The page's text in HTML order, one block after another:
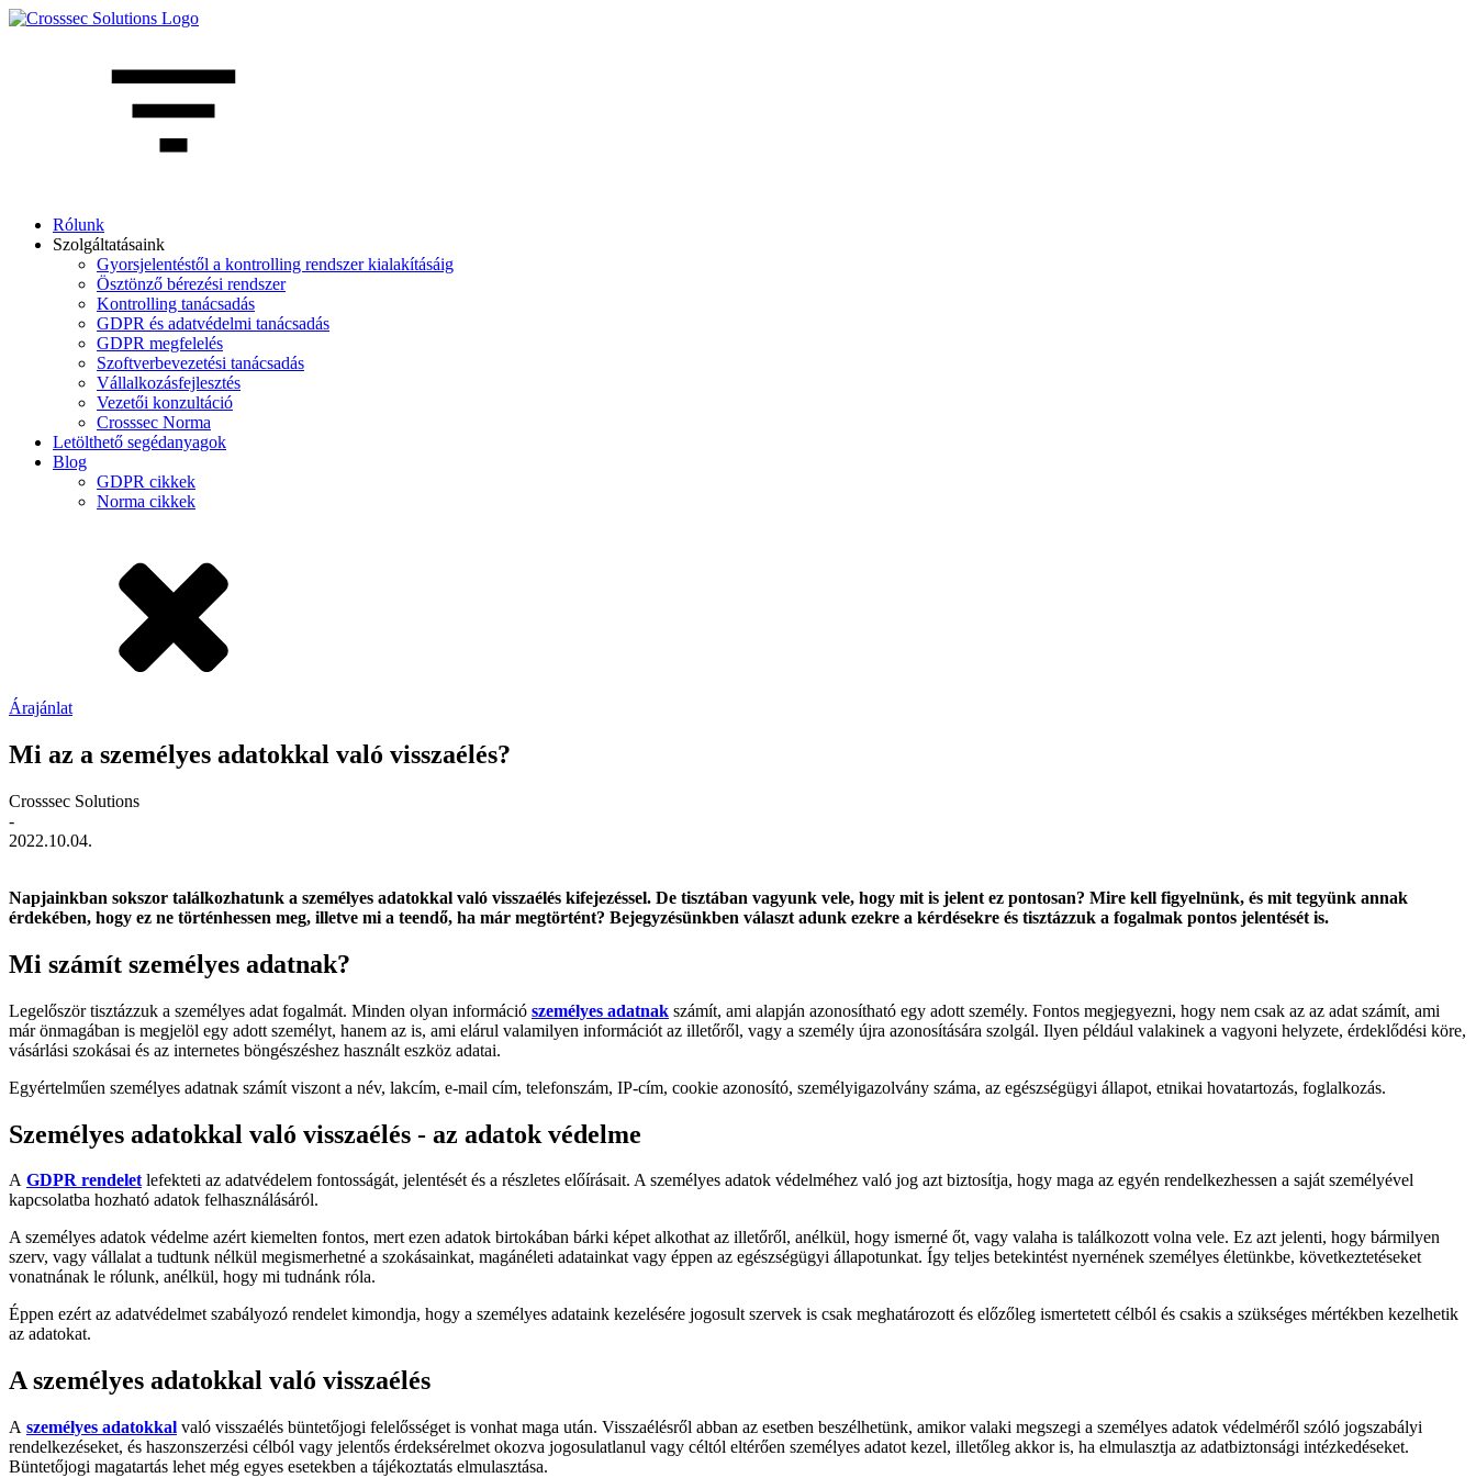
Rólunk
Szolgáltatásaink
Gyorsjelentéstől a kontrolling rendszer kialakításáig
Ösztönző bérezési rendszer
Kontrolling tanácsadás
GDPR és adatvédelmi tanácsadás
GDPR megfelelés
Szoftverbevezetési tanácsadás
Vállalkozásfejlesztés
Vezetői konzultáció
Crosssec Norma
Letölthető segédanyagok
Blog
GDPR cikkek
Norma cikkek
Árajánlat
Mi az a személyes adatokkal való visszaélés?
Crosssec Solutions
-
2022.10.04.
Napjainkban sokszor találkozhatunk a személyes adatokkal való visszaélés kifejezéssel. De tisztában vagyunk vele, hogy mit is jelent ez pontosan? Mire kell figyelnünk, és mit tegyünk annak
érdekében, hogy ez ne történhessen meg, illetve mi a teendő, ha már megtörtént? Bejegyzésünkben választ adunk ezekre a kérdésekre és tisztázzuk a fogalmak pontos jelentését is.
Mi számít személyes adatnak?
Legelőször tisztázzuk a személyes adat fogalmát. Minden olyan információ személyes adatnak számít, ami alapján azonosítható egy adott személy. Fontos megjegyezni, hogy nem csak az az adat számít, ami
már önmagában is megjelöl egy adott személyt, hanem az is, ami elárul valamilyen információt az illetőről, vagy a személy újra azonosítására szolgál. Ilyen például valakinek a vagyoni helyzete, érdeklődési köre,
vásárlási szokásai és az internetes böngészéshez használt eszköz adatai.
Egyértelműen személyes adatnak számít viszont a név, lakcím, e-mail cím, telefonszám, IP-cím, cookie azonosító, személyigazolvány száma, az egészségügyi állapot, etnikai hovatartozás, foglalkozás.
Személyes adatokkal való visszaélés - az adatok védelme
A GDPR rendeletlefekteti az adatvédelem fontosságát, jelentését és a részletes előírásait. A személyes adatok védelméhez való jog azt biztosítja, hogy maga az egyén rendelkezhessen a saját személyével
kapcsolatba hozható adatok felhasználásáról.
A személyes adatok védelme azért kiemelten fontos, mert ezen adatok birtokában bárki képet alkothat az illetőről, anélkül, hogy ismerné őt, vagy valaha is találkozott volna vele. Ez azt jelenti, hogy bármilyen
szerv, vagy vállalat a tudtunk nélkül megismerhetné a szokásainkat, magánéleti adatainkat vagy éppen az egészségügyi állapotunkat. Így teljes betekintést nyernének személyes életünkbe, következtetéseket
vonatnának le rólunk, anélkül, hogy mi tudnánk róla.
Éppen ezért az adatvédelmet szabályozó rendelet kimondja, hogy a személyes adataink kezelésére jogosult szervek is csak meghatározott és előzőleg ismertetett célból és csakis a szükséges mértékben kezelhetik
az adatokat.
A személyes adatokkal való visszaélés
A személyes adatokkal való visszaélés büntetőjogi felelősséget is vonhat maga után. Visszaélésről abban az esetben beszélhetünk, amikor valaki megszegi a személyes adatok védelméről szóló jogszabályi
rendelkezéseket, és haszonszerzési célból vagy jelentős érdeksérelmet okozva jogosulatlanul vagy céltól eltérően személyes adatot kezel, illetőleg akkor is, ha elmulasztja az adatbiztonsági intézkedéseket.
Büntetőjogi magatartás lehet még egyes esetekben a tájékoztatás elmulasztása.